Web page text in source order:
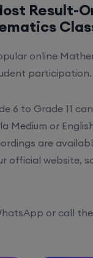
Result-
online
participation.
6 to Grade 11
Medium or
are
official website,
or call